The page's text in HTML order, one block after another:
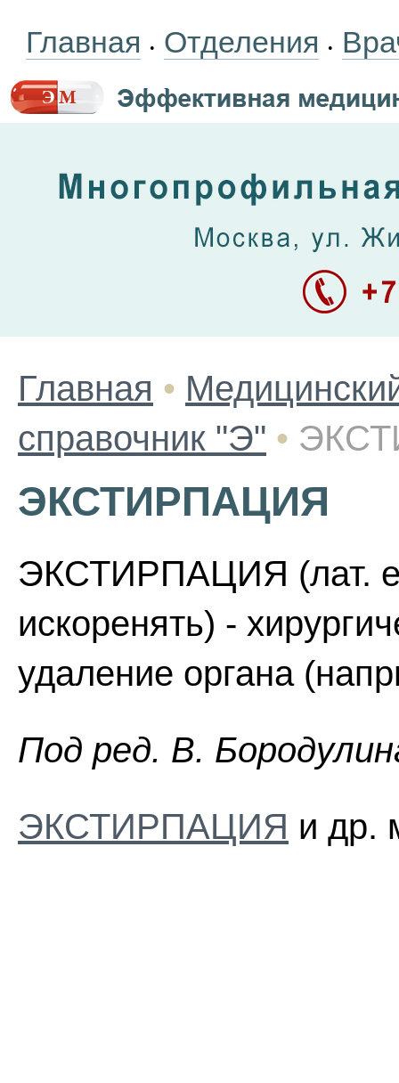
Главная • Отделения •
Главная •
справочник "Э" •
ЭКСТИРПАЦИЯ
ЭКСТИРПАЦИЯ (лат.
искоренять) -
удаление органа
Пoд peд. B.
ЭКСТИРПАЦИЯ и др.